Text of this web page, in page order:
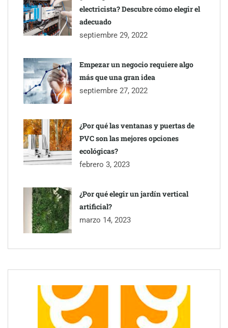
TBKids impulsa su expansión nacional con un modelo de
franquicia que redefine la educación tecnológica
Millones de desplazamientos en verano reabren el debate sobre
la seguridad en las carreteras, según SMA Road Safety
Perfumería Laura incorpora Nasomatto a su selección de
electricista? Descubre cómo elegir el
adecuado
septiembre 29, 2022
Empezar un negocio requiere algo
más que una gran idea
septiembre 27, 2022
¿Por qué las ventanas y puertas de
PVC son las mejores opciones
ecológicas?
febrero 3, 2023
¿Por qué elegir un jardín vertical
artificial?
marzo 14, 2023